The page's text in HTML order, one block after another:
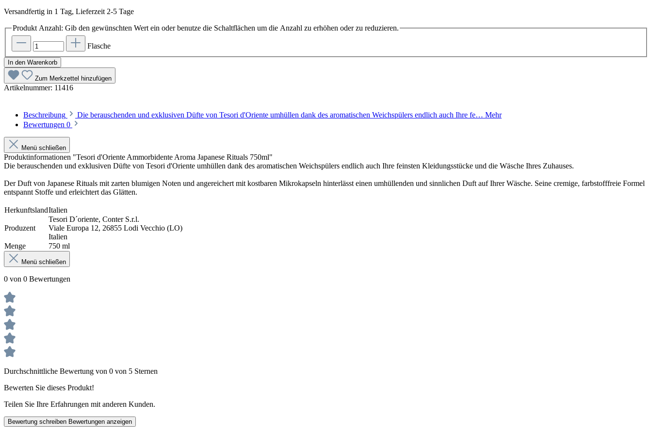
Versandfertig in 1 Tag, Lieferzeit 2-5 Tage
Produkt Anzahl: Gib den gewünschten Wert ein oder benutze die Schaltflächen um die Anzahl zu erhöhen oder zu reduzieren.
Flasche
In den Warenkorb
Zum Merkzettel hinzufügen
Artikelnummer: 11416
Beschreibung Die berauschenden und exklusiven Düfte von Tesori d'Oriente umhüllen dank des aromatischen Weichspülers endlich auch Ihre fe… Mehr
Bewertungen 0
Menü schließen
Produktinformationen "Tesori d'Oriente Ammorbidente Aroma Japanese Rituals 750ml"
Die berauschenden und exklusiven Düfte von Tesori d'Oriente umhüllen dank des aromatischen Weichspülers endlich auch Ihre feinsten Kleidungsstücke und die Wäsche Ihres Zuhauses.
Der Duft von Japanese Rituals mit zarten blumigen Noten und angereichert mit kostbaren Mikrokapseln hinterlässt einen umhüllenden und sinnlichen Duft auf Ihrer Wäsche. Seine cremige, farbstofffreie Formel
entspannt Stoffe und erleichtert das Glätten.
HerkunftslandItalien
Produzent
Tesori D´oriente, Conter S.r.l.
Viale Europa 12, 26855 Lodi Vecchio (LO)
Italien
Menge
750 ml
Menü schließen
0 von 0 Bewertungen
Durchschnittliche Bewertung von 0 von 5 Sternen
Bewerten Sie dieses Produkt!
Teilen Sie Ihre Erfahrungen mit anderen Kunden.
Bewertung schreiben Bewertungen anzeigen